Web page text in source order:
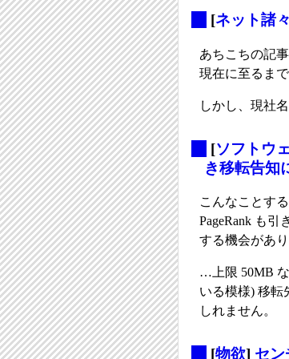
[ネット諸
あちこちの記
現在に至るま
しかし、現社
[ソフトウ
き移転告知
こんなことす
PageRank も引
する機会があり
…上限 50MB な
いる模様) 移転
しれません。
[物欲] セン